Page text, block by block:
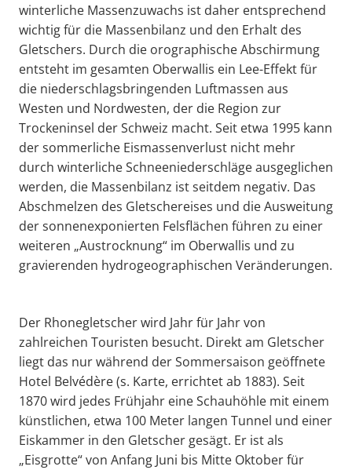
winterliche Massenzuwachs ist daher entsprechend
wichtig für die Massenbilanz und den Erhalt des
Gletschers. Durch die orographische Abschirmung
entsteht im gesamten Oberwallis ein Lee-Effekt für
die niederschlagsbringenden Luftmassen aus
Westen und Nordwesten, der die Region zur
Trockeninsel der Schweiz macht. Seit etwa 1995 kann
der sommerliche Eismassenverlust nicht mehr
durch winterliche Schneeniederschläge ausgeglichen
werden, die Massenbilanz ist seitdem negativ. Das
Abschmelzen des Gletschereises und die Ausweitung
der sonnenexponierten Felsflächen führen zu einer
weiteren „Austrocknung“ im Oberwallis und zu
gravierenden hydrogeographischen Veränderungen.
Der Rhonegletscher wird Jahr für Jahr von
zahlreichen Touristen besucht. Direkt am Gletscher
liegt das nur während der Sommersaison geöffnete
Hotel Belvédère (s. Karte, errichtet ab 1883). Seit
1870 wird jedes Frühjahr eine Schauhöhle mit einem
künstlichen, etwa 100 Meter langen Tunnel und einer
Eiskammer in den Gletscher gesägt. Er ist als
„Eisgrotte“ von Anfang Juni bis Mitte Oktober für